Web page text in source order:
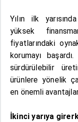
Yılın ilk
yüksek
fiyatlarındaki
korumayı
sürdürülebilir
ürünlere yönelik
en önemli
İkinci yarıya